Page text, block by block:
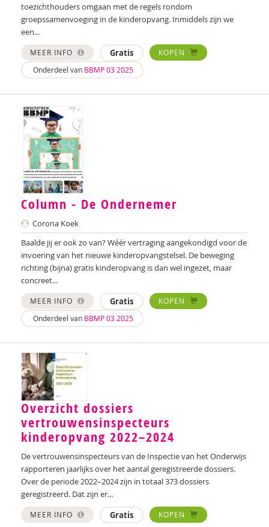
toezichthouders omgaan met de regels rondom
groepssamenvoeging in de kinderopvang. Inmiddels zijn we
een...
MEER INFO Gratis
KOPEN
Onderdeel van BBMP 03 2025
Column - De Ondernemer
Corona Koek
Baalde jij er ook zo van? Wéér vertraging aangekondigd voor de
invoering van het nieuwe kinderopvangstelsel. De beweging
richting (bijna) gratis kinderopvang is dan wel ingezet, maar
concreet...
MEER INFO Gratis
KOPEN
Onderdeel van BBMP 03 2025
Overzicht dossiers
vertrouwensinspecteurs
kinderopvang 2022–2024
De vertrouwensinspecteurs van de Inspectie van het Onderwijs
rapporteren jaarlijks over het aantal geregistreerde dossiers.
Over de periode 2022–2024 zijn in totaal 373 dossiers
geregistreerd. Dat zijn er...
MEER INFO Gratis KOPEN